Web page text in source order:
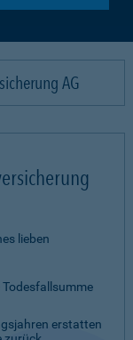
AG
lieben
Todesfallsumme
erstatten